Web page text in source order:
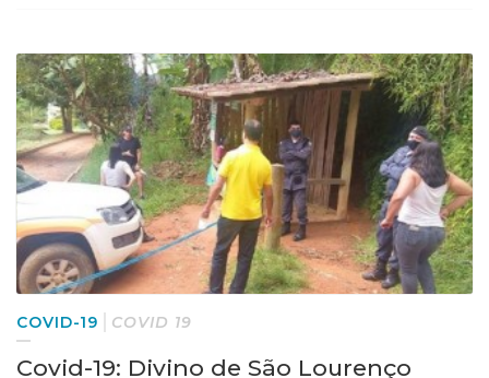
COVID-19 COVID 19
Covid-19: Divino de São Lourenço